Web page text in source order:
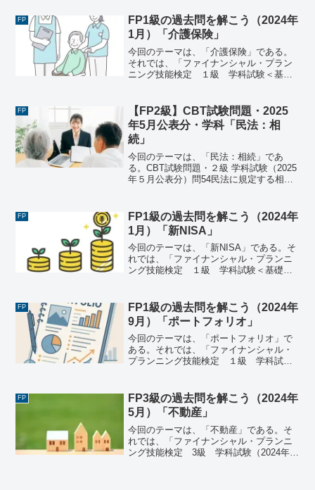
レンジしてみよう。ファイナンシャル・
プランニング技能検...
FP
FP1級の過去問を解こう（2024年
1月）「介護保険」
今回のテーマは、「介護保険」である。
それでは、「ファイナンシャル・プラン
ニング技能検定 １級 学科試験＜基礎
ァイナンシャル・プランニング技能検
定 １級 学科試験＜...
FP
【FP2級】CBT試験問題・2025
年5月公表分・学科「民法：相
続」
今回のテーマは、「民法：相続」であ
る。CBT試験問題・２級 学科試験（2025
年５月公表分）問54民法に規定する相続
続人は、被相続人の財産のうち、積極財
産のみを相...
FP
FP1級の過去問を解こう（2024年
1月）「新NISA」
今回のテーマは、「新NISA」である。そ
れでは、「ファイナンシャル・プランニ
ング技能検定 １級 学科試験＜基礎編
イナンシャル・プランニング技能検定
１級 学科試験...
FP
FP1級の過去問を解こう（2024年
9月）「ポートフォリオ」
今回のテーマは、「ポートフォリオ」で
ある。それでは、「ファイナンシャル・
プランニング技能検定 １級 学科試験
う。ファイナンシャル・プランニング技
能検定 １級 学科試...
FP
FP3級の過去問を解こう（2024年
5月）「不動産」
今回のテーマは、「不動産」である。そ
れでは、「ファイナンシャル・プランニ
ング技能検定 3級 学科試験（2024年5